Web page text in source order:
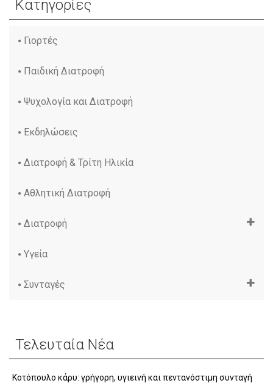
Κατηγορίες
Γιορτές
Παιδική Διατροφή
Ψυχολογία και Διατροφή
Εκδηλώσεις
Διατροφή & Τρίτη Ηλικία
Αθλητική Διατροφή
Διατροφή
Υγεία
Συνταγές
Τελευταία Νέα
Κοτόπουλο κάρυ: γρήγορη, υγιεινή και πεντανόστιμη συνταγή